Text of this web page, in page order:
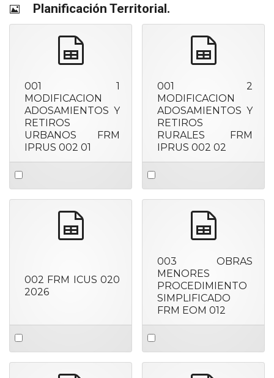
Imagen
Planificación Territorial.
001 1
MODIFICACION
ADOSAMIENTOS Y
RETIROS
URBANOS FRM
IPRUS 002 01
Select
an
item
001 2
MODIFICACION
ADOSAMIENTOS Y
RETIROS
RURALES FRM
IPRUS 002 02
Select
an
item
002 FRM ICUS 020
2026
Select
an
item
003 OBRAS
MENORES
PROCEDIMIENTO
SIMPLIFICADO
FRM EOM 012
Select
an
item